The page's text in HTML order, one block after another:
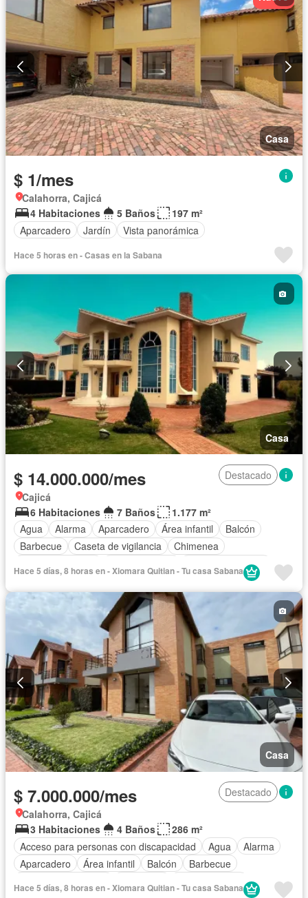
Casa
$ 1/mes
Calahorra, Cajicá
4 Habitaciones
5 Baños
197 m²
Aparcadero
Jardín Vista panorámica
Hace 5 horas en - Casas en la Sabana
Casa
$ 14.000.000/mes
Destacado
Cajicá
6 Habitaciones
7 Baños
1.177 m²
Agua
Alarma Aparcadero Área infantil
Balcón
Barbecue
Caseta de vigilancia
Chimenea
Cuarto de servicio
Jardín
Estudio
Patio Vigilante
Seguridad privada
Tanque de agua
Terraza
Vista panorámica
Permite mascotas
Permite niños Solo familias
Hace 5 días, 8 horas en - Xiomara Quitian - Tu casa Sabana
Casa
$ 7.000.000/mes
Destacado
Calahorra, Cajicá
3 Habitaciones
4 Baños
286 m²
Acceso para personas con discapacidad
Agua
Alarma
Aparcadero
Área infantil Balcón
Barbecue
Hace 5 días, 8 horas en - Xiomara Quitian - Tu casa Sabana